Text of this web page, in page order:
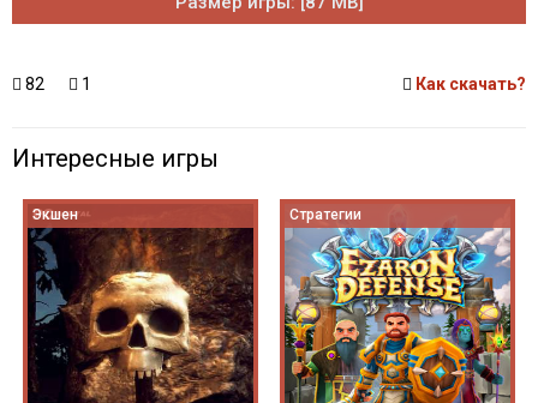
82 1 Как скачать?
Интересные игры
Экшен Стратегии